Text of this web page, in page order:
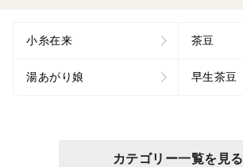
小糸在来 茶豆
湯あがり娘 早生茶豆
カテゴリー一覧を見る